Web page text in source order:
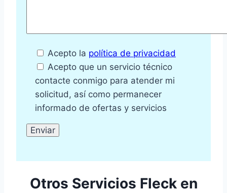
Acepto la política de privacidad
Acepto que un servicio técnico
contacte conmigo para atender mi
solicitud, así como permanecer
informado de ofertas y servicios
Otros Servicios Fleck en